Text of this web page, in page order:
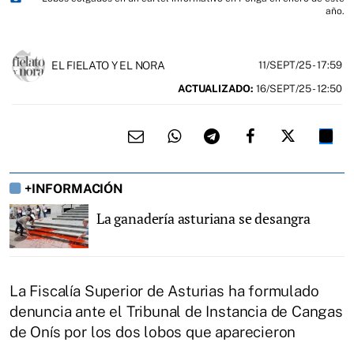
año.
EL FIELATO Y EL NORA 11/SEPT/25- 17:59
ACTUALIZADO: 16/SEPT/25 - 12:50
+INFORMACIÓN
La ganadería asturiana se desangra
La Fiscalía Superior de Asturias ha formulado
denuncia ante el Tribunal de Instancia de Cangas
de Onís por los dos lobos que aparecieron